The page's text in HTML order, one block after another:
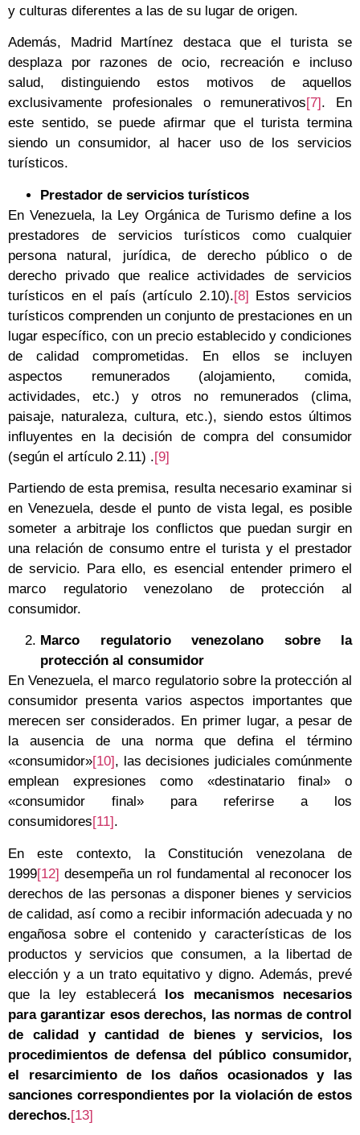
y culturas diferentes a las de su lugar de origen.
Además, Madrid Martínez destaca que el turista se
desplaza por razones de ocio, recreación e incluso
salud, distinguiendo estos motivos de aquellos
exclusivamente profesionales o remunerativos[7]. En
este sentido, se puede afirmar que el turista termina
siendo un consumidor, al hacer uso de los servicios
turísticos.
Prestador de servicios turísticos
En Venezuela, la Ley Orgánica de Turismo define a los
prestadores de servicios turísticos como cualquier
persona natural, jurídica, de derecho público o de
derecho privado que realice actividades de servicios
turísticos en el país (artículo 2.10).[8] Estos servicios
turísticos comprenden un conjunto de prestaciones en un
lugar específico, con un precio establecido y condiciones
de calidad comprometidas. En ellos se incluyen
aspectos remunerados (alojamiento, comida,
actividades, etc.) y otros no remunerados (clima,
paisaje, naturaleza, cultura, etc.), siendo estos últimos
influyentes en la decisión de compra del consumidor
(según el artículo 2.11) .[9]
Partiendo de esta premisa, resulta necesario examinar si
en Venezuela, desde el punto de vista legal, es posible
someter a arbitraje los conflictos que puedan surgir en
una relación de consumo entre el turista y el prestador
de servicio. Para ello, es esencial entender primero el
marco regulatorio venezolano de protección al
consumidor.
Marco regulatorio venezolano sobre la
protección al consumidor
En Venezuela, el marco regulatorio sobre la protección al
consumidor presenta varios aspectos importantes que
merecen ser considerados. En primer lugar, a pesar de
la ausencia de una norma que defina el término
«consumidor»[10] , las decisiones judiciales comúnmente
emplean expresiones como «destinatario final» o
«consumidor final» para referirse a los
consumidores[11] .
En este contexto, la Constitución venezolana de
1999[12] desempeña un rol fundamental al reconocer los
derechos de las personas a disponer bienes y servicios
de calidad, así como a recibir información adecuada y no
engañosa sobre el contenido y características de los
productos y servicios que consumen, a la libertad de
elección y a un trato equitativo y digno. Además, prevé
que la ley establecerá los mecanismos necesarios
para garantizar esos derechos, las normas de control
de calidad y cantidad de bienes y servicios, los
procedimientos de defensa del público consumidor,
el resarcimiento de los daños ocasionados y las
sanciones correspondientes por la violación de estos
derechos.[13]